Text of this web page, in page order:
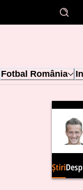
Fotbal România
Știri